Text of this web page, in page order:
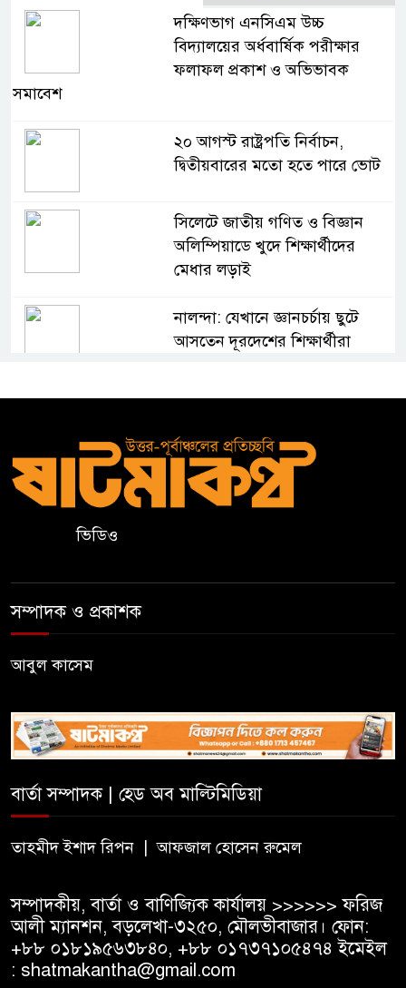
দক্ষিণভাগ এনসিএম উচ্চ
বিদ্যালয়ের অর্ধবার্ষিক পরীক্ষার
ফলাফল প্রকাশ ও অভিভাবক
সমাবেশ
২০ আগস্ট রাষ্ট্রপতি নির্বাচন,
দ্বিতীয়বারের মতো হতে পারে ভোট
সিলেটে জাতীয় গণিত ও বিজ্ঞান
অলিম্পিয়াডে খুদে শিক্ষার্থীদের
মেধার লড়াই
নালন্দা: যেখানে জ্ঞানচর্চায় ছুটে
আসতেন দূরদেশের শিক্ষার্থীরা
ঝালকাঠির ভাসমান পেয়ারা হাটে
অষ্টম শ্রেণি পাসে পুলিশে বড় নিয়োগ
রাষ্ট্রপতি প্রার্থী অলি আহমেদ
৫০০ টাকা মজুরিসহ বিভিন্ন দাবিতে
কুলাউড়ায় চা-শ্রমিকদের গণবিক্ষোভ
বড়লেখায় ৫০০ টাকা মজুরির
ভিডিও
সম্পাদক ও প্রকাশক
আবুল কাসেম
বার্তা সম্পাদক | হেড অব মাল্টিমিডিয়া
তাহমীদ ইশাদ রিপন | আফজাল হোসেন রুমেল
সম্পাদকীয়, বার্তা ও বাণিজ্যিক কার্যালয় >>>>>> ফরিজ
আলী ম্যানশন, বড়লেখা-৩২৫০, মৌলভীবাজার। ফোন:
+৮৮ ০১৮১৯৫৬৩৮৪০, +৮৮ ০১৭৩৭১০৫৪৭৪ ইমেইল
: shatmakantha@gmail.com